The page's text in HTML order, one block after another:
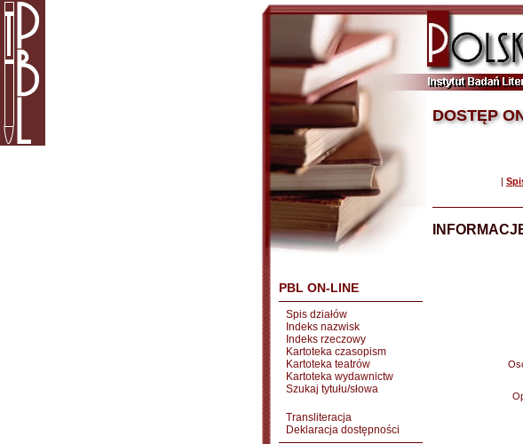
PBL ON-LINE
Spis działów
Indeks nazwisk
Indeks rzeczowy
Kartoteka czasopism
Kartoteka teatrów
Kartoteka wydawnictw
Szukaj tytułu/słowa
Transliteracja
Deklaracja dostępności
DOSTĘP
|